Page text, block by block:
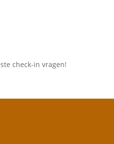
check-in vragen!